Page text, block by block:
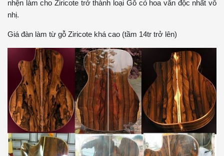
nhện làm cho Ziricote trở thành loại Gỗ có hoa văn độc nhất vô
nhị.
Giá đàn làm từ gỗ Ziricote khá cao (tầm 14tr trở lên)